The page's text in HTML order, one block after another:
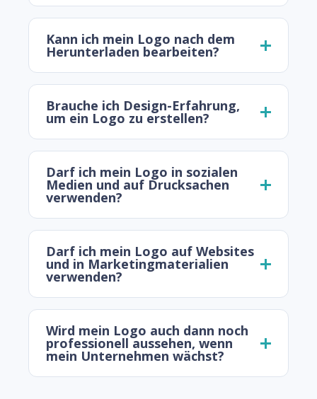
Kann ich mein Logo nach dem
Herunterladen bearbeiten?
Brauche ich Design-Erfahrung,
um ein Logo zu erstellen?
Darf ich mein Logo in sozialen
Medien und auf Drucksachen
verwenden?
Darf ich mein Logo auf Websites
und in Marketingmaterialien
verwenden?
Wird mein Logo auch dann noch
professionell aussehen, wenn
mein Unternehmen wächst?